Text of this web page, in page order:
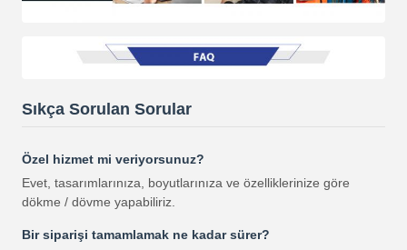
Sıkça Sorulan Sorular
Özel hizmet mi veriyorsunuz?
Evet, tasarımlarınıza, boyutlarınıza ve özelliklerinize göre
dökme / dövme yapabiliriz.
Bir siparişi tamamlamak ne kadar sürer?